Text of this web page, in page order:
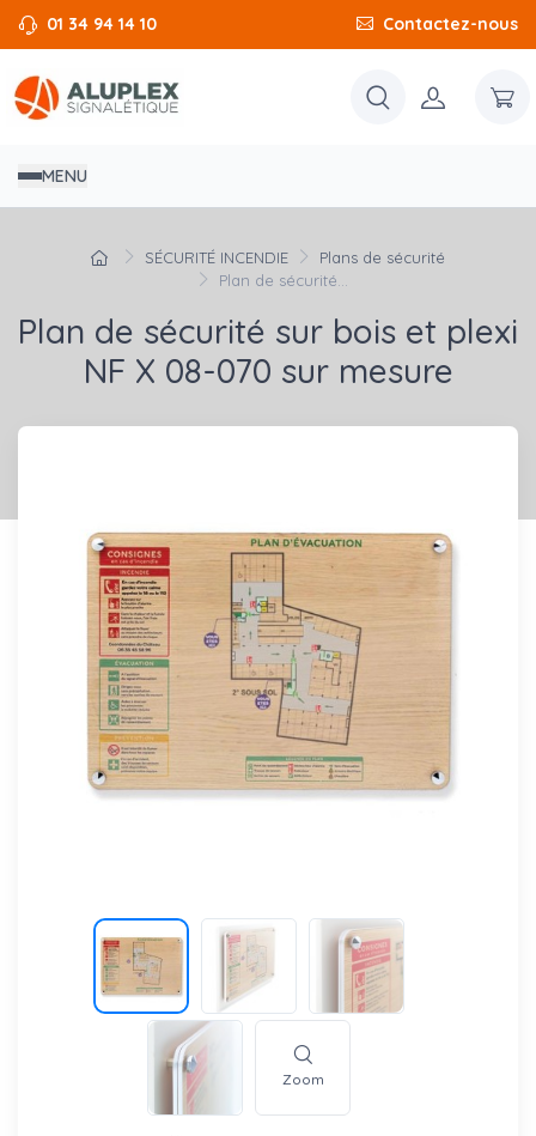
01 34 94 14 10 Contactez-nous
MENU
SÉCURITÉ INCENDIE
Plans de sécurité
Plan de sécurité...
Plan de sécurité sur bois et plexi
NF X 08-070 sur mesure
Zoom